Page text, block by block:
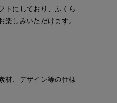
トにしており、ふくら
しみいただけます。
材、デザイン等の仕様